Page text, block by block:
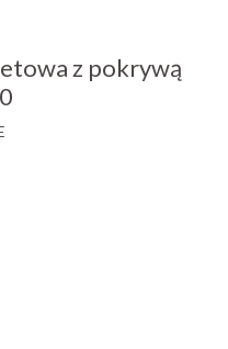
z pokrywą